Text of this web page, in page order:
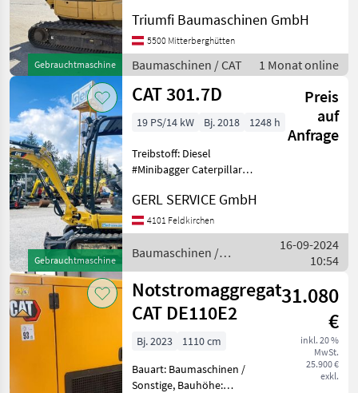
Gebrauchtmaschine
Triumfi Baumaschinen GmbH
5500 Mitterberghütten
Baumaschinen / CAT 1 Monat online
Gebrauchtmaschine
CAT 301.7D
Preis
auf
Anfrage
19 PS/14 kW Bj. 2018 1248 h
Treibstoff: Diesel
#Minibagger Caterpillar
S/N.................Cat3017DVLJH06158
Stundenzähler.......1248
Motor...............13,
GERL SERVICE GmbH
4101 Feldkirchen
Baumaschinen /
CAT
16-09-2024
10:54
Notstromaggregat
CAT DE110E2
31.080
€
inkl. 20 %
MwSt.
25.900 €
exkl.
Bj. 2023
1110 cm
Bauart: Baumaschinen /
Sonstige, Bauhöhe: